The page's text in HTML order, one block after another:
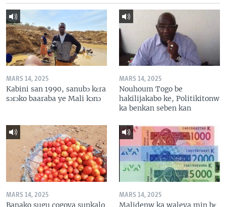
MARS 14, 2025
Kabini san 1990, sanubɔ kɛra
sɔrɔko baaraba ye Mali kɔnɔ
MARS 14, 2025
Nouhoum Togo be
hakilijakabo ke, Politikitonw
ka benkan seben kan
MARS 14, 2025
Banako sugu cogoya sunkalo
MARS 14, 2025
Malidenw ka waleya min bɛ